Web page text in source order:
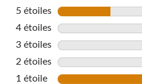
5 étoiles étoiles
4 étoiles étoiles
3 étoiles étoiles
2 étoiles étoiles
1 étoile étoiles